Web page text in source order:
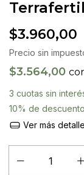
$3.960,00
Precio sin
$3.564,00
3 cuotas sin
10% de descuento
Ver más